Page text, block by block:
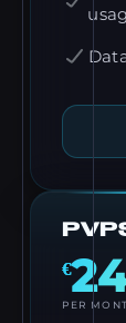
€
PER